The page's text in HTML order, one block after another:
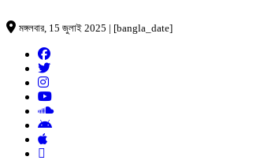
মঙ্গলবার, 15 জুলাই 2025 | [bangla_date]